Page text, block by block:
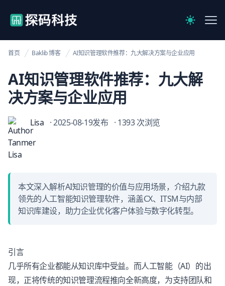
【官网】探码科技
Switch
首页 Baklib 博客 AI知识管理软件推荐：九大解决方案与企业应用
AI知识管理软件推荐：九大解
决方案与企业应用
Lisa · 2025-08-19发布 · 1393 次浏览
本文深入解析AI知识管理的价值与应用场景，介绍九款
领先的人工智能知识管理软件，涵盖CX、ITSM与内部
知识库建设，助力企业优化客户体验与数字化转型。
引言
几乎所有企业都能从知识库中受益。而人工智能（AI）的出
现，正将传统的知识管理流程推向全新高度，为支持团队和